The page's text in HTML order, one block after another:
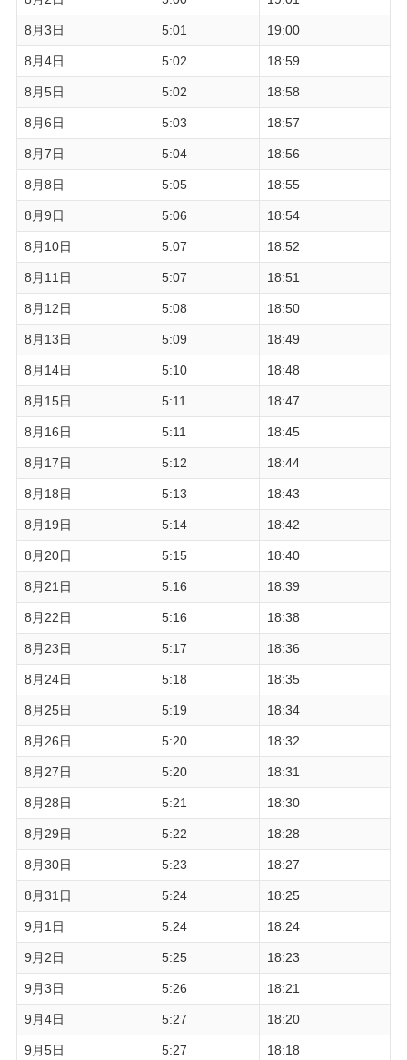
8月3日 5:01 19:00
8月4日 5:02 18:59
8月5日 5:02 18:58
8月6日 5:03 18:57
8月7日 5:04 18:56
8月8日 5:05 18:55
8月9日 5:06 18:54
8月10日 5:07 18:52
8月11日 5:07 18:51
8月12日 5:08 18:50
8月13日 5:09 18:49
8月14日 5:10 18:48
8月15日 5:11 18:47
8月16日 5:11 18:45
8月17日 5:12 18:44
8月18日 5:13 18:43
8月19日 5:14 18:42
8月20日 5:15 18:40
8月21日 5:16 18:39
8月22日 5:16 18:38
8月23日 5:17 18:36
8月24日 5:18 18:35
8月25日 5:19 18:34
8月26日 5:20 18:32
8月27日 5:20 18:31
8月28日 5:21 18:30
8月29日 5:22 18:28
8月30日 5:23 18:27
8月31日 5:24 18:25
9月1日 5:24 18:24
9月2日 5:25 18:23
9月3日 5:26 18:21
9月4日 5:27 18:20
9月5日 5:27 18:18